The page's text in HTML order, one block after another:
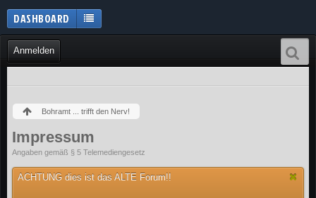
Anmelden
DASHBOARD
Bohramt ... trifft den Nerv!
Impressum
Angaben gemäß § 5 Telemediengesetz
ACHTUNG dies ist das ALTE Forum!!